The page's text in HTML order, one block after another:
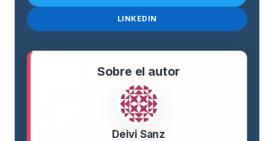
LINKEDIN
Sobre el autor
Deivi Sanz